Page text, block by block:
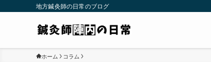
地方鍼灸師の日常のブログ
ホーム コラム